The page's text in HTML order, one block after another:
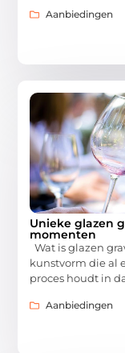
Aanbiedingen
Unieke glazen
momenten
Wat is glazen
kunstvorm die al
proces houdt in
Aanbiedingen